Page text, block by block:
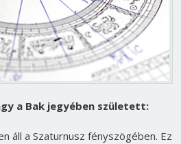
a Bak jegyében született:
áll a Szaturnusz fényszögében. Ez